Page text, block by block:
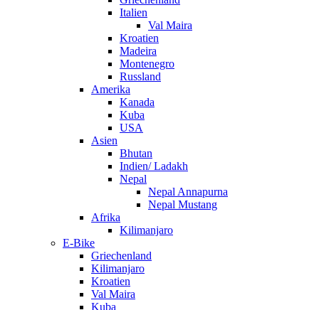
Italien
Val Maira
Kroatien
Madeira
Montenegro
Russland
Amerika
Kanada
Kuba
USA
Asien
Bhutan
Indien/ Ladakh
Nepal
Nepal Annapurna
Nepal Mustang
Afrika
Kilimanjaro
E-Bike
Griechenland
Kilimanjaro
Kroatien
Val Maira
Kuba